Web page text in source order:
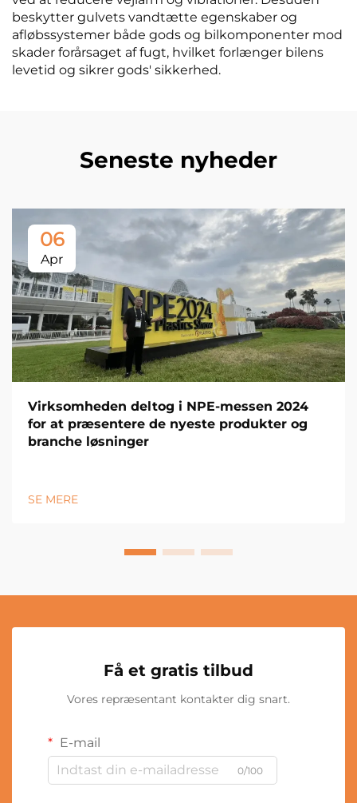
beskytter gulvets vandtætte egenskaber og
afløbssystemer både gods og bilkomponenter mod
skader forårsaget af fugt, hvilket forlænger bilens
levetid og sikrer gods' sikkerhed.
Seneste nyheder
06
Apr
Virksomheden deltog i NPE-messen 2024
for at præsentere de nyeste produkter og
branche løsninger
SE MERE
Få et gratis tilbud
Vores repræsentant kontakter dig snart.
E-mail
0/100